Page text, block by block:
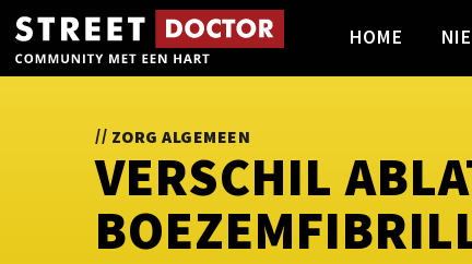
HOME
// ZORG ALGEMEEN
VERSCHIL